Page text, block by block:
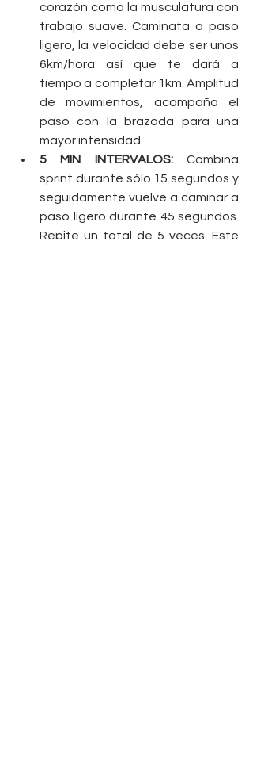
corazón como la musculatura con
trabajo suave. Caminata a paso
ligero, la velocidad debe ser unos
6km/hora así que te dará a
tiempo a completar 1km. Amplitud
de movimientos, acompaña el
paso con la brazada para una
mayor intensidad.
5 MIN INTERVALOS: Combina
sprint durante sólo 15 segundos y
seguidamente vuelve a caminar a
paso ligero durante 45 segundos.
Repite un total de 5 veces. Este